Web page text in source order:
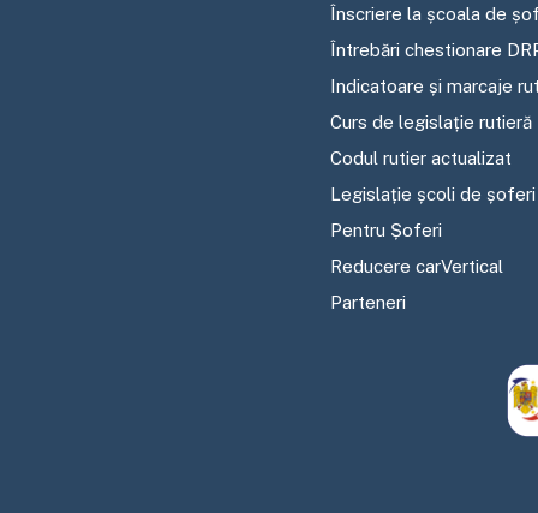
Înscriere la școala de
Întrebări chestionare
Indicatoare și marcaje
Curs de legislație rutieră
Codul rutier actualizat
Legislație școli de șoferi
Pentru Șoferi
Reducere carVertical
Parteneri